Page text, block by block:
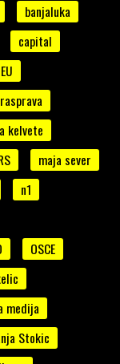
banjaluka
capital
EU
kelvete
maja sever
n1
OSCE
medija
Stokic